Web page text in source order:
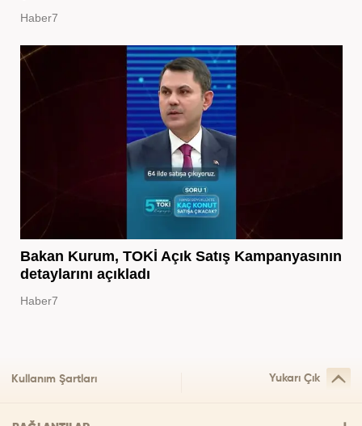
Haber7
Bakan Kurum, TOKİ Açık Satış Kampanyasının
detaylarını açıkladı
Haber7
Kullanım Şartları Yukarı Çık